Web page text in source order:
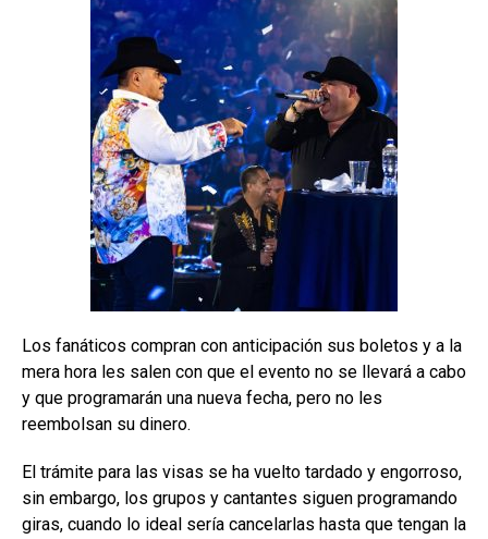
Los fanáticos compran con anticipación sus boletos y a la
mera hora les salen con que el evento no se llevará a cabo
y que programarán una nueva fecha, pero no les
reembolsan su dinero.
El trámite para las visas se ha vuelto tardado y engorroso,
sin embargo, los grupos y cantantes siguen programando
giras, cuando lo ideal sería cancelarlas hasta que tengan la